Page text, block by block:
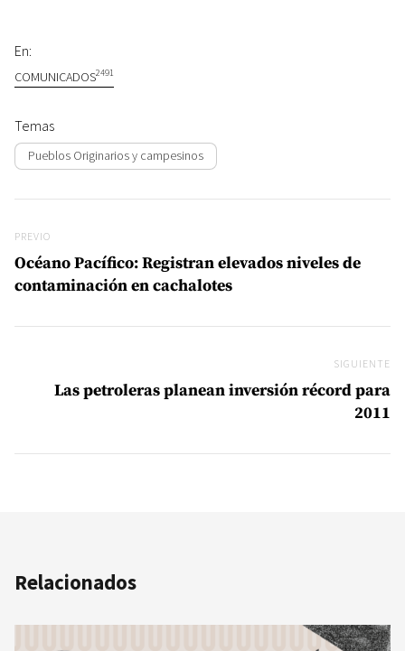
En:
COMUNICADOS2491
Temas
Pueblos Originarios y campesinos
Previo
PREVIO
Océano Pacífico: Registran elevados niveles de
contaminación en cachalotes
SIGUIENTE
Las petroleras planean inversión récord para
2011
Relacionados